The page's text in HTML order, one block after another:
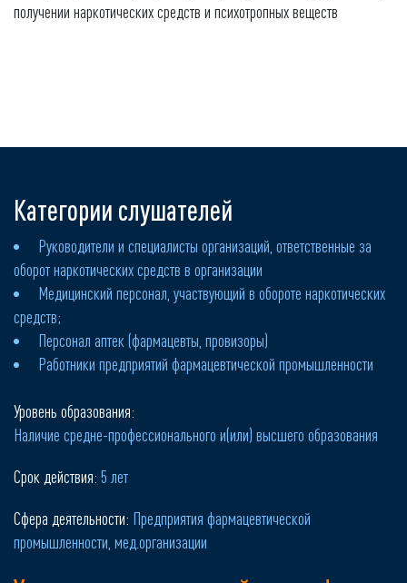
получении наркотических средств и психотропных веществ
Категории слушателей
Руководители и специалисты организаций, ответственные за
оборот наркотических средств в организации
Медицинский персонал, участвующий в обороте наркотических
средств;
Персонал аптек (фармацевты, провизоры)
Работники предприятий фармацевтической промышленности
Уровень образования:
Наличие средне-профессионального и(или) высшего образования
Срок действия: 5 лет
Сфера деятельности: Предприятия фармацевтической
промышленности, мед.организации